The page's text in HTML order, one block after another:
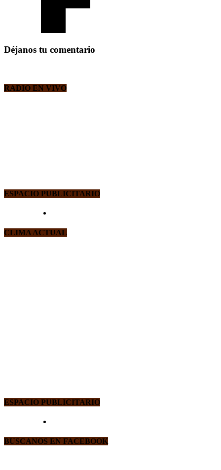
Déjanos tu comentario
RADIO EN VIVO
ESPACIO PUBLICITARIO
CLIMA ACTUAL
ESPACIO PUBLICITARIO
BUSCANOS EN FACEBOOK